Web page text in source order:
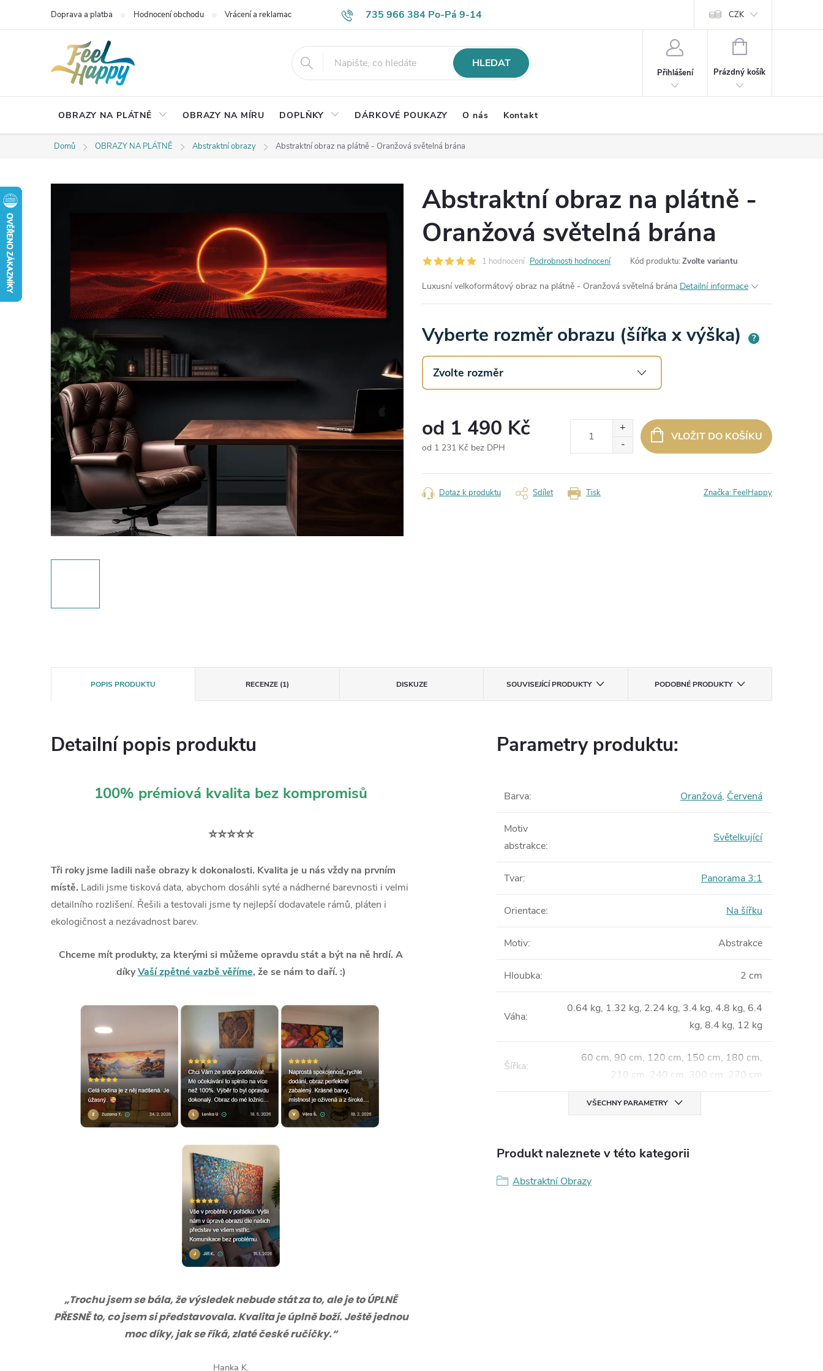
735 966 384 Po-Pá 9-14
Doprava a platba Hodnocení obchodu Vrácení a reklamace Časté otázky Obch. podmínky Ochrana os. údajů Kontakt
CZK
HLEDAT
Přihlášení
NÁKUPNÍ
Prázdný košík
OBRAZY NA PLÁTNĚ OBRAZY NA MÍRU DOPLŇKY DÁRKOVÉ POUKAZY O nás Kontakt
Domů OBRAZY NA PLÁTNĚ Abstraktní obrazy Abstraktní obraz na plátně - Oranžová světelná brána
Abstraktní obraz na plátně -
Oranžová světelná brána
1 hodnocení Podrobnosti hodnocení Kód produktu: Zvolte variantu
Luxusní velkoformátový obraz na plátně - Oranžová světelná brána Detailní informace
Vyberte rozměr obrazu (šířka x výška) ?
od 1 490 Kč
od 1 231 Kč bez DPH
cena:
VLOŽIT DO KOŠÍKU
Tisk
Dotaz k produktu Sdílet Značka: FeelHappy
POPIS PRODUKTU RECENZE (1) DISKUZE SOUVISEJÍCÍ PRODUKTY PODOBNÉ PRODUKTY
Detailní popis produktu
100% prémiová kvalita bez kompromisů
⭐⭐⭐⭐⭐
Tři roky jsme ladili naše obrazy k dokonalosti. Kvalita je u nás vždy na prvním
místě. Ladili jsme tisková data, abychom dosáhli syté a nádherné barevnosti i velmi
detailního rozlišení. Řešili a testovali jsme ty nejlepší dodavatele rámů, pláten i
ekologičnost a nezávadnost barev.
Chceme mít produkty, za kterými si můžeme opravdu stát a být na ně hrdí. A
díkyVaší zpětné vazbě věříme, že se nám to daří. :)
„Trochu jsem se bála, že výsledek nebude stát za to, ale je to ÚPLNĚ
PŘESNĚ to, co jsem si představovala. Kvalita je úplně boží. Ještě jednou
moc díky, jak se říká, zlaté české ručičky.“
Hanka K.
Parametry produktu:
Barva: Oranžová, Červená
Motiv
abstrakce:
Světelkující
Tvar: Panorama 3:1
Orientace: Na šířku
Motiv: Abstrakce
Hloubka: 2 cm
Váha:
0.64 kg, 1.32 kg, 2.24 kg, 3.4 kg, 4.8 kg, 6.4
kg, 8.4 kg, 12 kg
Šířka:
60 cm, 90 cm, 120 cm, 150 cm, 180 cm,
210 cm, 240 cm, 300 cm, 270 cm
VŠECHNY PARAMETRY
Produkt naleznete v této kategorii
Abstraktní Obrazy